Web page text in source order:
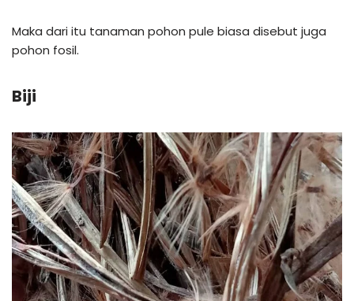
Maka dari itu tanaman pohon pule biasa disebut juga
pohon fosil.
Biji